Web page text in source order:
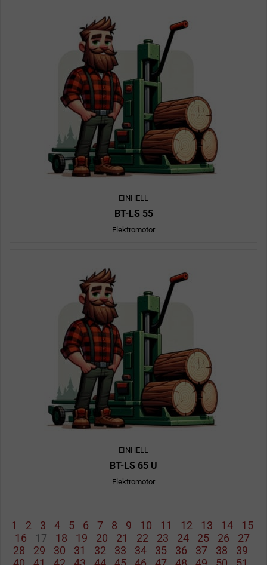
EINHELL
BT-LS 55
Elektromotor
EINHELL
BT-LS 65 U
Elektromotor
1 2 3 4 5 6 7 8 9 10 11 12 13 14
15
16
17 18 19 20 21 22 23 24 25 26
27
28
29 30 31 32 33 34 35 36 37 38
39